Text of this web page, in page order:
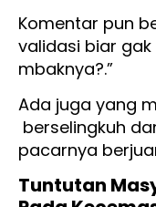
Komentar pun
validasi biar
mbaknya?.”
Ada juga yang
berselingkuh
pacarnya
Tuntutan